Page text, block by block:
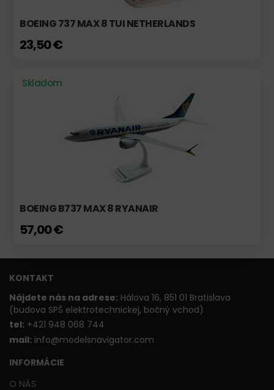
BOEING 737 MAX 8 TUI NETHERLANDS
23,50 €
Skladom
BOEING B737 MAX 8 RYANAIR
57,00 €
KONTAKT
Nájdete nás na adrese: Hálova 16, 851 01 Bratislava
(budova SPŠ elektrotechnickej, bočný vchod)
tel: +421 948 068 744
mail: info@modelsnavigator.com
INFORMÁCIE
O NÁS